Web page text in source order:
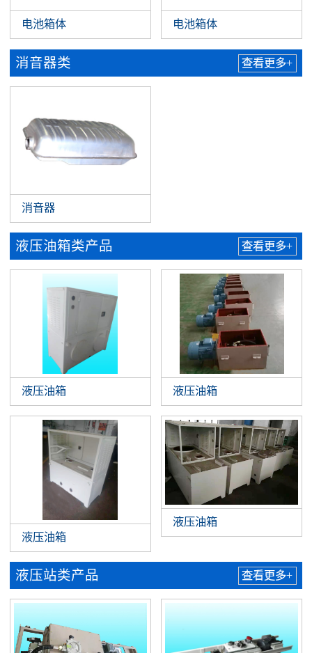
电池箱体 电池箱体
消音器类 查看更多+
消音器
液压油箱类产品 查看更多+
液压油箱 液压油箱
液压油箱
液压油箱
液压站类产品 查看更多+